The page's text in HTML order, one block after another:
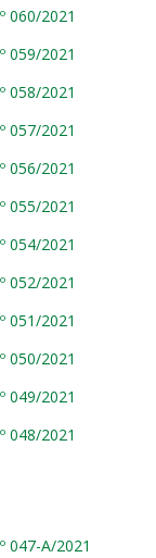
060/2021
059/2021
058/2021
057/2021
056/2021
055/2021
054/2021
052/2021
051/2021
050/2021
049/2021
048/2021
047-A/2021